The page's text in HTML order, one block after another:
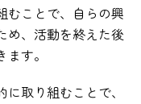
むことで、自らの興
め、活動を終えた後
す。
取り組むことで、